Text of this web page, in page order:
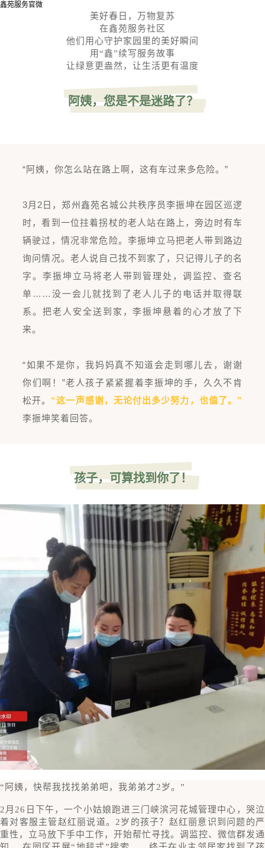
鑫苑服务官微
美好春日，万物复苏
在鑫苑服务社区
他们用心守护家园里的美好瞬间
用“鑫”续写服务故事
让绿意更盎然，让生活更有温度
阿姨，您是不是迷路了？
“阿姨，你怎么站在路上啊，这有车过来多危险。”
3月2日，郑州鑫苑名城公共秩序员李振坤在园区巡逻
时，看到一位拄着拐杖的老人站在路上，旁边时有车
辆驶过，情况非常危险。李振坤立马把老人带到路边
询问情况。老人说自己找不到家了，只记得儿子的名
字。李振坤立马将老人带到管理处，调监控、查名
单……没一会儿就找到了老人儿子的电话并取得联
系。把老人安全送到家，李振坤悬着的心才放了下
来。
“如果不是你，我妈妈真不知道会走到哪儿去，谢谢
你们啊！”老人孩子紧紧握着李振坤的手，久久不肯
松开。 “这一声感谢，无论付出多少努力，也值了。”
李振坤笑着回答。
孩子，可算找到你了！
“阿姨，快帮我找找弟弟吧，我弟弟才2岁。”
2月26日下午，一个小姑娘跑进三门峡滨河花城管理中心，哭泣
着对客服主管赵红丽说道。2岁的孩子？赵红丽意识到问题的严
重性，立马放下手中工作，开始帮忙寻找。调监控、微信群发通